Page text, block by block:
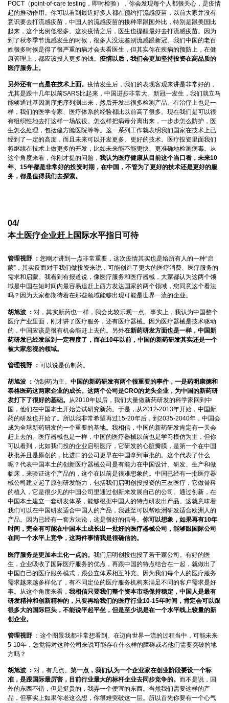
POCT（point-of-care testing，即时检验），你会发现每个人都很关心，是疫情
起的推动作用。你可以看到最近好多人都在预约打流感疫苗，以前大家并没有
意识要去打流感疫苗，中国人的流感疫苗的接种率跟国外比，特别是跟美国比
起来，这个比例低很多。这次疫情之后，医生也提醒最好去打流感疫苗。因为
到了秋冬季节流感发生的时候，很多人没法鉴别流感跟新冠。我们中国的老百
姓很多时候是得了很严重的病才会去看医生，但其实你在疾病的预防上，在健
康管理上，都应该投入更多的钱。 疫情以后，我们会更加坚持投资在高品质的
医疗服务上。
另外还有一点是在技术上面。 疫情发生后，我们的表现客观来讲是非常好的，
尤其是跟十几年以前SARS比起来，中国进步非常大。新冠一发生，我们就立马
能够通过基因测序把序列测出来，然后开发出很多检测产品。在治疗上也是一
样，我们的医学专家、医疗体系的经验都比以前高了很多。现在我们是可以很
有组织性地去打这样一场战役。怎么样把病毒分离出来，一步步怎么防护，医
生怎么处理，包括建方舱医院等等。这一系列工作就表明我们国家在技术上已
经到了一定的高度，而且未来可以开发更多、更好的技术。医疗投资里面我们
将继续在技术上做更多的开发，比如未来能不能更快、更准确地检测病毒。从
这个角度来看，你刚才提的问题， 我认为医疗健康从目前这个当口看，未来10
年、15年都是非常好的投资时期，在中国，不管为了更好的技术还是更好的服
务，都是值得我们去探索。
04/
本土医疗企业赶上国际水平指日可待
管理视野 ： 您刚才讲到一点非常重要，这次疫情其实也是给所有人的一种“启
蒙”，其实反而对于我们做投资来说，可能创造了更大的医疗消费、医疗服务的
需求和启蒙。我看到有报道说，像医疗服务和医疗器械，大家都认为这两个领
域是中国在短时间内最容易追赶上西方发达国家的两个领域，您同意这个看法
吗？因为大家都期待着在那些领域能够出现可能是世界一流的企业。
胡旭波 ： 对，其实新药也一样，我会比较乐观一点。事实上，我认为中国整个
医疗产业里面，刚才讲了医疗服务，还有医疗器械。因为医疗器械是技术驱动
的，中国应该是很有机会能赶上去的。另外在新药研发方面也是一样，中国新
药研发已经发展到一定程度了，而在10年以前，中国的新药研发其实还是一个
被大家忽视的领域。
管理视野 ： 可以说是仿制药。
胡旭波 ： 仿制药为主。 中国的新药研发有两个很重要的事件，一是药明康德和
泰格医药这两家企业的成长。这两个公司是CRO的龙头企业，为中国的新药研
发打下了很好的基础。 从2010年以后，我们大量做新药研发的科学家回到中
国，他们在中国本土开始尝试研究新药。于是，从2012-2013年开始，中国新
药的研发也开始了。所以我非常希望再过15-20年后，到2035-2040年，中国会
成为全球新药研发的一个重要的基地。我相信，中国的新药研发肯定有一天会
赶上去的。医疗器械也是一样，中国的医疗器械以前也是学习模仿为主，但你
可以看到，比如我们投的企业启明医疗，它研发的心脏瓣膜，是第一个在中国
获批并且是原创的，比进口的公司更早在中国拿到审批的。这个代表了什么
呢？代表中国本土的创新医疗器械公司是有能力在中国设计、研发、生产和做
临床，来验证这个产品的，这个在以前是很难想象的。中国已经有一批医疗器
械公司建立起了原创研发能力，包括我们启明创投投资的三友医疗，它做骨科
的植入，它是很少见的中国公司里通过创新来发展自己的公司。通过创新，在
中国本土建立一套研发体系，能够根据中国人的特点研发出产品。这就意味着
我们可以在中国研发适合中国人的产品，我甚至可以帮欧洲研发适合欧洲人的
产品。因为已经有一套方法论，这是很好的信号。 你可以想象，如果再有10年
时间，完全有可能在中国本土成长出一批好的医疗器械公司，能够跟国际公司
在同一个水平上竞争，这两件事情我是很确信的。
医疗服务是更加本土化一点的。 我们启明创投也投了若干家公司。有好的医
生，企业吸收了国际医疗服务的优点，再跟中国的特点结合在一起，就做出了
中国自己的医疗服务模式，跟公立体系相互补充。因为我们每个人的医疗服务
需求越来越多样化了，有不同定位的医疗服务机构来满足不同的客户需求是好
事。从这个角度来看， 我相信只要我们整个资本市场保持稳定，中国人是最有
研发精神和创新精神的，只要再给我们的医疗行业10-15年时间，肯定会可以跟
很多大的国际巨头，不能说平起平坐，但是至少说是在一个水平线上较量的新
创企业。
管理视野 ：这个图景我都非常想看到。在迈向世界一流的过程当中，可能未来
5-10年，您觉得对这种公司来说可能存在什么样的障碍或者他们需要突破的地
方吗？
胡旭波 ： 对，有几点。 第一点，我们认为一个企业家在创业阶段要设一个标
准，是跟国际最厉害，目前行业最大的标杆企业去同步竞争的。 而不是说，国
外的东西不错，但是挺贵的，我弄一个便宜的东西。当然我们需要这样的产
品，但事实上如果你老这么想，你很难突破这一层。所以首先你要有一个心气